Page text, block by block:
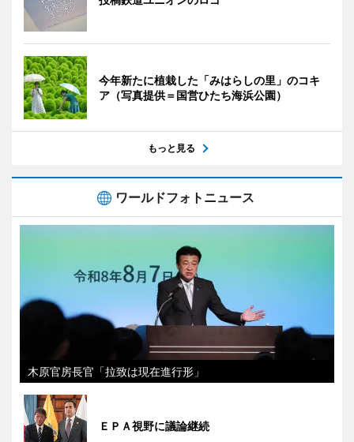
今年新たに植栽した「みはらしの里」のコキ
ア（写真提供＝国営ひたち海浜公園）
もっと見る
ワールドフォトニュース
木原官房長官「拉致は現在進行形」
ＥＰＡ視野に議論継続